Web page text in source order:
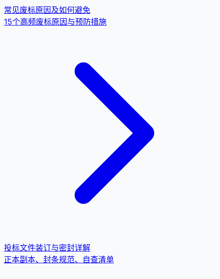
常见废标原因及如何避免
15个高频废标原因与预防措施
投标文件装订与密封详解
正本副本、封条规范、自查清单